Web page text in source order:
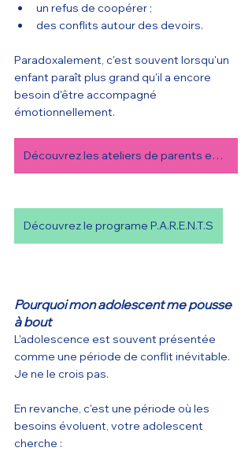
un refus de coopérer ;
des conflits autour des devoirs.
Paradoxalement, c'est souvent lorsqu'un
enfant paraît plus grand qu'il a encore
besoin d'être accompagné
émotionnellement.
Découvrez les ateliers de parents en ligne
Découvrez le programe P.A.R.E.N.T.S
Pourquoi mon adolescent me pousse
à bout
L'adolescence est souvent présentée
comme une période de conflit inévitable.
Je ne le crois pas.
En revanche, c'est une période où les
besoins évoluent, votre adolescent
cherche :